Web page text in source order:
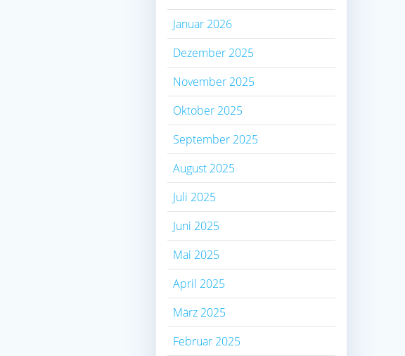
Januar 2026
Dezember 2025
November 2025
Oktober 2025
September 2025
August 2025
Juli 2025
Juni 2025
Mai 2025
April 2025
März 2025
Februar 2025